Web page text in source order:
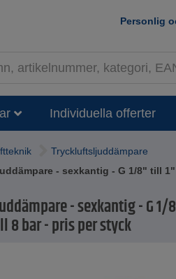
Personlig
Individuella offerter
Tryckluftsljuddämpare
- sexkantig - G 1/8" till
- sexkantig - G 1/
8 bar - pris per styck